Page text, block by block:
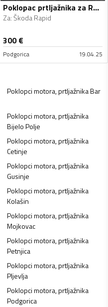
Poklopac prtljažnika za Rapid
Za:Škoda Rapid
300€
Podgorica 19.04.25
Poklopci motora, prtljažnikaBar
Poklopci motora, prtljažnika
Bijelo Polje
Poklopci motora, prtljažnika
Cetinje
Poklopci motora, prtljažnika
Gusinje
Poklopci motora, prtljažnika
Kolašin
Poklopci motora, prtljažnika
Mojkovac
Poklopci motora, prtljažnika
Petnjica
Poklopci motora, prtljažnika
Pljevlja
Poklopci motora, prtljažnika
Podgorica